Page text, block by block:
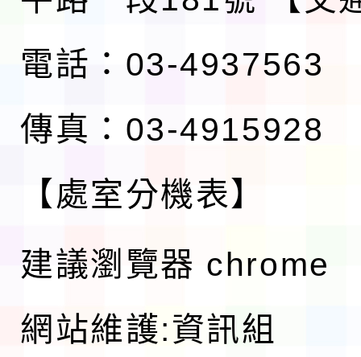
電話：03-4937563
傳真：03-4915928
【處室分機表】
建議瀏覽器 chrome
網站維護:資訊組